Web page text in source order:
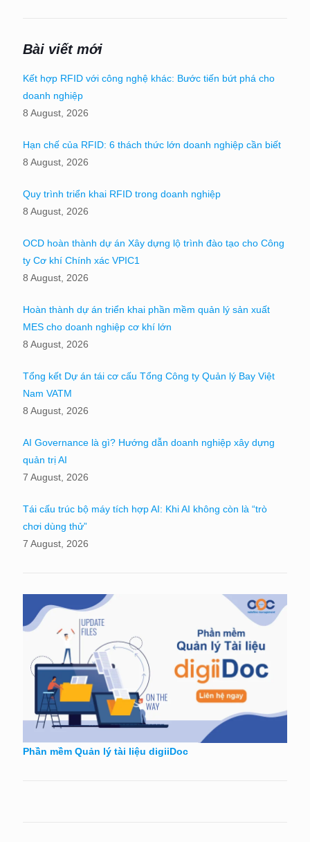
Bài viết mới
Kết hợp RFID với công nghệ khác: Bước tiến bứt phá cho
doanh nghiệp
8 August, 2026
Hạn chế của RFID: 6 thách thức lớn doanh nghiệp cần biết
8 August, 2026
Quy trình triển khai RFID trong doanh nghiệp
8 August, 2026
OCD hoàn thành dự án Xây dựng lộ trình đào tạo cho Công
ty Cơ khí Chính xác VPIC1
8 August, 2026
Hoàn thành dự án triển khai phần mềm quản lý sản xuất
MES cho doanh nghiệp cơ khí lớn
8 August, 2026
Tổng kết Dự án tái cơ cấu Tổng Công ty Quản lý Bay Việt
Nam VATM
8 August, 2026
AI Governance là gì? Hướng dẫn doanh nghiệp xây dựng
quản trị AI
7 August, 2026
Tái cấu trúc bộ máy tích hợp AI: Khi AI không còn là “trò
chơi dùng thử”
7 August, 2026
Phần mềm Quản lý tài liệu digiiDoc